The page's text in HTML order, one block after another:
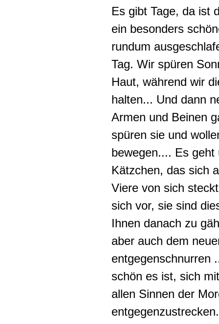
Es gibt Tage, da ist
ein besonders
rundum
Tag. Wir spüren
Haut, während wir
halten... Und dann
Armen und Beinen
spüren sie und
bewegen.... Es geht
Kätzchen, das sich
Viere von sich
sich vor, sie sind
Ihnen danach zu
aber auch dem
entgegenschnurren
schön es ist, sich
allen Sinnen der